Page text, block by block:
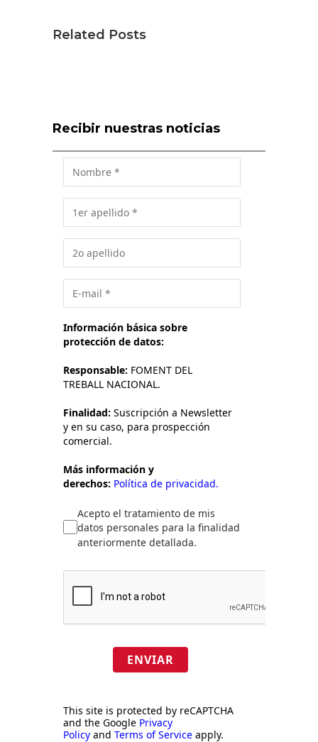
Related Posts
Recibir nuestras noticias
Información básica sobre
protección de datos:
Responsable: FOMENT DEL
TREBALL NACIONAL.
Finalidad: Suscripción a Newsletter
y en su caso, para prospección
comercial.
Más información y
derechos: Política de privacidad.
Acepto el tratamiento de mis
datos personales para la finalidad
anteriormente detallada.
ENVIAR
This site is protected by reCAPTCHA
and the Google Privacy
Policy and Terms of Service apply.